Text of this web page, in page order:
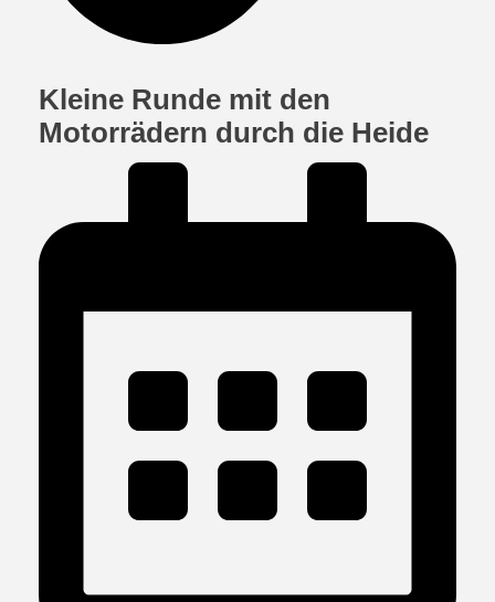
Kleine Runde mit den
Motorrädern durch die Heide